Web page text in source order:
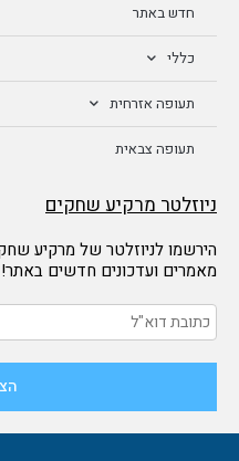
חדש באתר
כללי
תעופה אזרחית
תעופה צבאית
ניוזלטר מרקיע שחקים
הירשמו לניוזלטר של מרקיע
מאמרים ועדכונים חדשים באתר!